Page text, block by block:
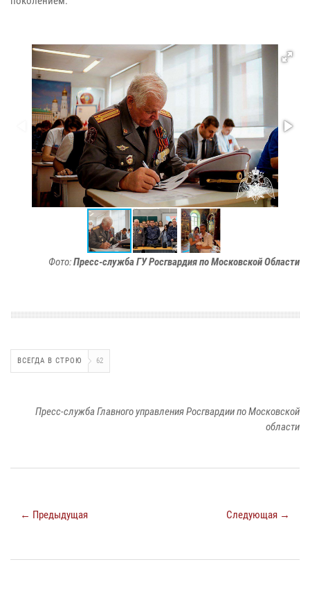
Фото:Пресс-служба ГУ Росгвардия по Московской Области
ВСЕГДА В СТРОЮ 62
Пресс-служба Главного управления Росгвардии по Московской
области
← Предыдущая Следующая →